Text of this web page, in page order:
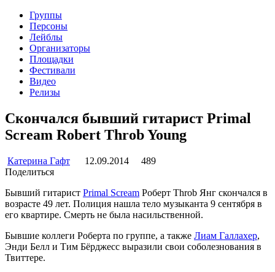
Группы
Персоны
Лейблы
Организаторы
Площадки
Фестивали
Видео
Релизы
Скончался бывший гитарист Primal
Scream Robert Throb Young
Катерина Гафт 12.09.2014
489
Поделиться
Бывший гитарист Primal Scream Роберт Throb Янг скончался в
возрасте 49 лет. Полиция нашла тело музыканта 9 сентября в
его квартире. Смерть не была насильственной.
Бывшие коллеги Роберта по группе, а также Лиам Галлахер,
Энди Белл и Тим Бёрджесс выразили свои соболезнования в
Твиттере.